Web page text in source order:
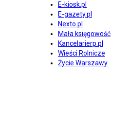
E-kiosk.pl
E-gazety.pl
Nexto.pl
Mała księgowość
Kancelarierp.pl
Wieści Rolnicze
Życie Warszawy